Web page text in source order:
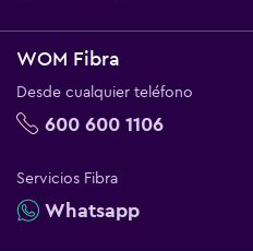
WOM Fibra
Desde cualquier teléfono
600 600 1106
Servicios Fibra
Whatsapp